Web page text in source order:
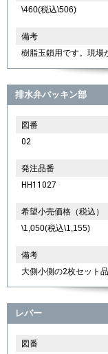
\460(税込\506)
備考
樹脂玉鎖用です。現場
排水弁パッキン部
図番
02
発注品番
HH11027
希望小売価格（税込）
\1,050(税込\1,155)
備考
大側小側の2枚セット品
レバー
図番